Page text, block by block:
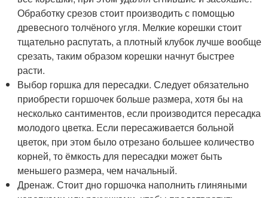
Обработку срезов стоит производить с помощью
древесного толчёного угля. Мелкие корешки стоит
тщательно распутать, а плотный клубок лучше вообще
срезать, таким образом корешки начнут быстрее
расти.
Выбор горшка для пересадки. Следует обязательно
приобрести горшочек больше размера, хотя бы на
несколько сантиментов, если производится пересадка
молодого цветка. Если пересаживается больной
цветок, при этом было отрезано большее количество
корней, то ёмкость для пересадки может быть
меньшего размера, чем начальный.
Дренаж. Стоит дно горшочка наполнить глиняными